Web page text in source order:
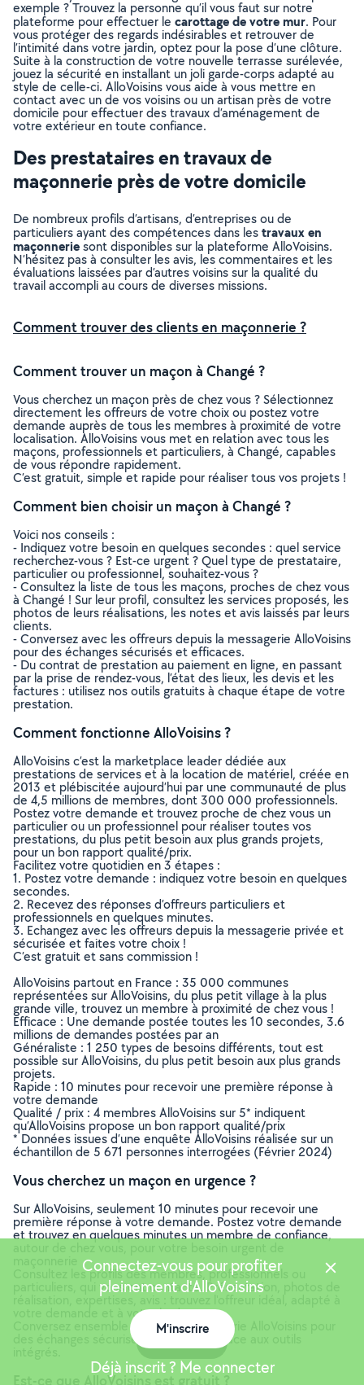
exemple ? Trouvez la personne qu’il vous faut sur notre
plateforme pour effectuer le carottage de votre mur. Pour
vous protéger des regards indésirables et retrouver de
l’intimité dans votre jardin, optez pour la pose d’une clôture.
Suite à la construction de votre nouvelle terrasse surélevée,
jouez la sécurité en installant un joli garde-corps adapté au
style de celle-ci. AlloVoisins vous aide à vous mettre en
contact avec un de vos voisins ou un artisan près de votre
domicile pour effectuer des travaux d’aménagement de
votre extérieur en toute confiance.
Des prestataires en travaux de
maçonnerie près de votre domicile
De nombreux profils d’artisans, d’entreprises ou de
particuliers ayant des compétences dans lestravaux en
maçonneriesont disponibles sur la plateforme AlloVoisins.
N’hésitez pas à consulter les avis, les commentaires et les
évaluations laissées par d’autres voisins sur la qualité du
travail accompli au cours de diverses missions.
Comment trouver des clients en maçonnerie ?
Comment trouver un maçon à Changé ?
Vous cherchez un maçon près de chez vous ? Sélectionnez
directement les offreurs de votre choix ou postez votre
demande auprès de tous les membres à proximité de votre
localisation. AlloVoisins vous met en relation avec tous les
maçons, professionnels et particuliers, à Changé, capables
de vous répondre rapidement.
C’est gratuit, simple et rapide pour réaliser tous vos projets !
Comment bien choisir un maçon à Changé ?
Voici nos conseils :
- Indiquez votre besoin en quelques secondes : quel service
recherchez-vous ? Est-ce urgent ? Quel type de prestataire,
particulier ou professionnel, souhaitez-vous ?
- Consultez la liste de tous les maçons, proches de chez vous
à Changé ! Sur leur profil, consultez les services proposés, les
photos de leurs réalisations, les notes et avis laissés par leurs
clients.
- Conversez avec les offreurs depuis la messagerie AlloVoisins
pour des échanges sécurisés et efficaces.
- Du contrat de prestation au paiement en ligne, en passant
par la prise de rendez-vous, l’état des lieux, les devis et les
factures : utilisez nos outils gratuits à chaque étape de votre
prestation.
Comment fonctionne AlloVoisins ?
AlloVoisins c’est la marketplace leader dédiée aux
prestations de services et à la location de matériel, créée en
2013 et plébiscitée aujourd’hui par une communauté de plus
de 4,5 millions de membres, dont 300 000 professionnels.
Postez votre demande et trouvez proche de chez vous un
particulier ou un professionnel pour réaliser toutes vos
prestations, du plus petit besoin aux plus grands projets,
pour un bon rapport qualité/prix.
Facilitez votre quotidien en 3 étapes :
1. Postez votre demande : indiquez votre besoin en quelques
secondes.
2. Recevez des réponses d’offreurs particuliers et
professionnels en quelques minutes.
3. Echangez avec les offreurs depuis la messagerie privée et
sécurisée et faites votre choix !
C’est gratuit et sans commission !
AlloVoisins partout en France : 35 000 communes
représentées sur AlloVoisins, du plus petit village à la plus
grande ville, trouvez un membre à proximité de chez vous !
Efficace : Une demande postée toutes les 10 secondes, 3.6
millions de demandes postées par an
Généraliste : 1 250 types de besoins différents, tout est
possible sur AlloVoisins, du plus petit besoin aux plus grands
projets.
Rapide : 10 minutes pour recevoir une première réponse à
votre demande
Qualité / prix : 4 membres AlloVoisins sur 5* indiquent
qu’AlloVoisins propose un bon rapport qualité/prix
* Données issues d’une enquête AlloVoisins réalisée sur un
échantillon de 5 671 personnes interrogées (Février 2024)
Vous cherchez un maçon en urgence ?
Sur AlloVoisins, seulement 10 minutes pour recevoir une
première réponse à votre demande. Postez votre demande
et trouvez en quelques minutes un membre de confiance,
Consultez les profils des membres, professionnels ou
particuliers, qui vous ont contacté. Présentation, photos de
réalisation, expertises, avis : trouvez l'offreur idéal, adapté à
votre demande et à votre budget.
Conversez ensemble depuis la messagerie AlloVoisins pour
des échanges sécurisés et efficaces grâce aux outils
Est-ce que AlloVoisins est gratuit ?
Connectez-vous pour profiter
pleinement d'AlloVoisins
M'inscrire
Déjà inscrit ? Me connecter